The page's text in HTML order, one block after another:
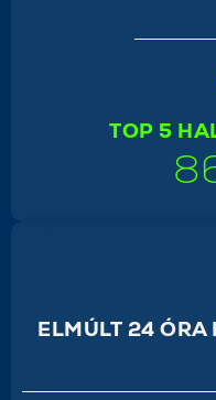
TOP 5
ELMÚLT 24 ÓRA